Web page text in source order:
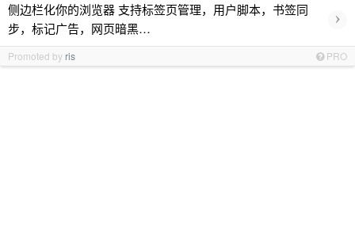
侧边栏化你的浏览器 支持标签页管理，用户脚本，书签同
步，标记广告，网页暗黑…
›
Promoted by ris PRO